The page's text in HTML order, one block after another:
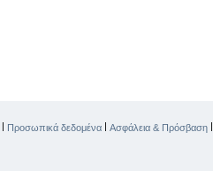
Προσωπικά δεδομένα Ασφάλεια & Πρόσβαση